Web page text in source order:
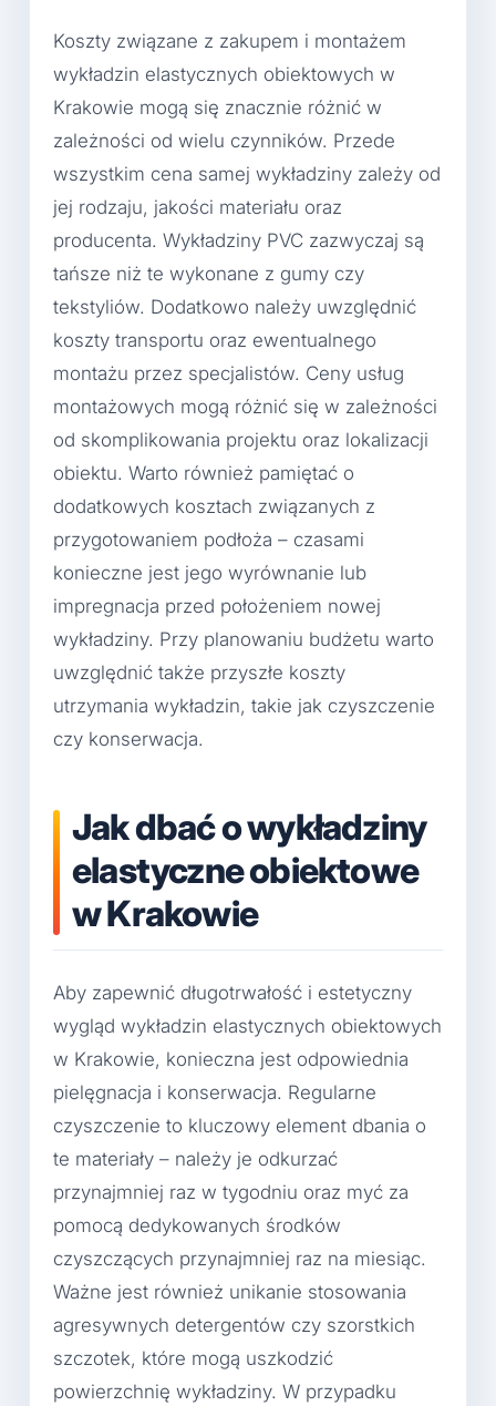
Koszty związane z zakupem i montażem
wykładzin elastycznych obiektowych w
Krakowie mogą się znacznie różnić w
zależności od wielu czynników. Przede
wszystkim cena samej wykładziny zależy od
jej rodzaju, jakości materiału oraz
producenta. Wykładziny PVC zazwyczaj są
tańsze niż te wykonane z gumy czy
tekstyliów. Dodatkowo należy uwzględnić
koszty transportu oraz ewentualnego
montażu przez specjalistów. Ceny usług
montażowych mogą różnić się w zależności
od skomplikowania projektu oraz lokalizacji
obiektu. Warto również pamiętać o
dodatkowych kosztach związanych z
przygotowaniem podłoża – czasami
konieczne jest jego wyrównanie lub
impregnacja przed położeniem nowej
wykładziny. Przy planowaniu budżetu warto
uwzględnić także przyszłe koszty
utrzymania wykładzin, takie jak czyszczenie
czy konserwacja.
Jak dbać o wykładziny
elastyczne obiektowe
w Krakowie
Aby zapewnić długotrwałość i estetyczny
wygląd wykładzin elastycznych obiektowych
w Krakowie, konieczna jest odpowiednia
pielęgnacja i konserwacja. Regularne
czyszczenie to kluczowy element dbania o
te materiały – należy je odkurzać
przynajmniej raz w tygodniu oraz myć za
pomocą dedykowanych środków
czyszczących przynajmniej raz na miesiąc.
Ważne jest również unikanie stosowania
agresywnych detergentów czy szorstkich
szczotek, które mogą uszkodzić
powierzchnię wykładziny. W przypadku